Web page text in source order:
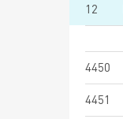
12
4450
4451